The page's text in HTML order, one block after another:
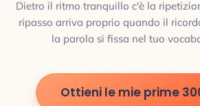
Dietro il ritmo tranquillo c'è la
ripasso arriva proprio quando il
la parola si fissa nel tuo
Ottieni le mie prime